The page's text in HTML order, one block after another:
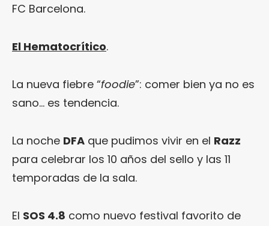
FC Barcelona.
El Hematocrítico.
La nueva fiebre “foodie”: comer bien ya no es
sano… es tendencia.
La noche DFA que pudimos vivir en el Razz
para celebrar los 10 años del sello y las 11
temporadas de la sala.
El SOS 4.8 como nuevo festival favorito de